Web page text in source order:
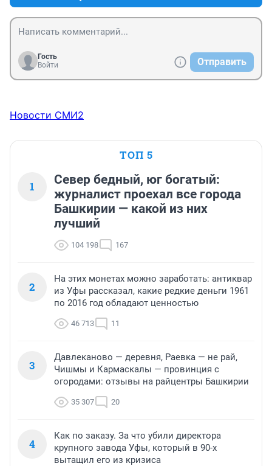
Гость
Войти
Отправить
Новости СМИ2
ТОП 5
1
Север бедный, юг богатый:
журналист проехал все города
Башкирии — какой из них
лучший
104 198 167
2
На этих монетах можно заработать: антиквар
из Уфы рассказал, какие редкие деньги 1961
по 2016 год обладают ценностью
46 713 11
3
Давлеканово — деревня, Раевка — не рай,
Чишмы и Кармаскалы — провинция с
огородами: отзывы на райцентры Башкирии
35 307 20
4
Как по заказу. За что убили директора
крупного завода Уфы, который в 90-х
вытащил его из кризиса